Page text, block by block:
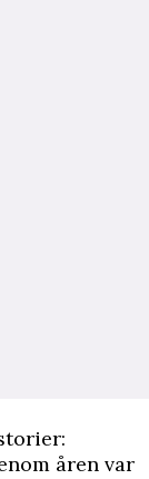
åren var